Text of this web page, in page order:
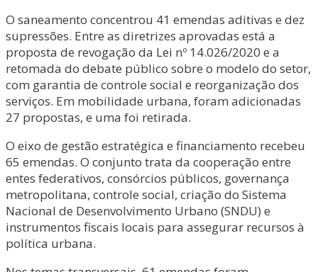
O saneamento concentrou 41 emendas aditivas e dez
supressões. Entre as diretrizes aprovadas está a
proposta de revogação da Lei nº 14.026/2020 e a
retomada do debate público sobre o modelo do setor,
com garantia de controle social e reorganização dos
serviços. Em mobilidade urbana, foram adicionadas
27 propostas, e uma foi retirada.
O eixo de gestão estratégica e financiamento recebeu
65 emendas. O conjunto trata da cooperação entre
entes federativos, consórcios públicos, governança
metropolitana, controle social, criação do Sistema
Nacional de Desenvolvimento Urbano (SNDU) e
instrumentos fiscais locais para assegurar recursos à
política urbana.